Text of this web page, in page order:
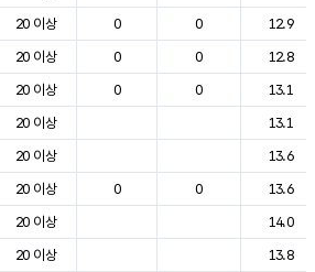
20 이상 0 0
12.9
20 이상 0 0
12.8
20 이상 0 0
13.1
20 이상
13.1
20 이상
13.6
20 이상 0 0
13.6
20 이상
14.0
20 이상
13.8